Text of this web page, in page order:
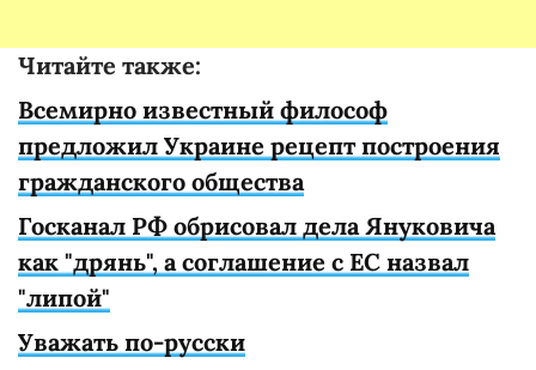
Читайте также:
Всемирно известный философ
предложил Украине рецепт построения
гражданского общества
Госканал РФ обрисовал дела Януковича
как "дрянь", а соглашение с ЕС назвал
"липой"
Уважать по-русски